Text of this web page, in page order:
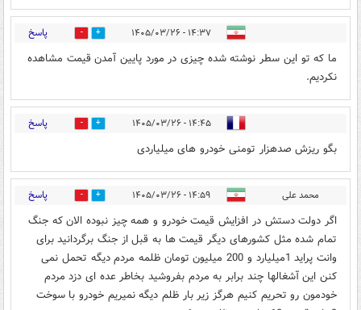
۱۴:۳۷ - ۱۴۰۵/۰۳/۲۶ 3 پاسخ
ما که تو این سطر نوشته شده چیزی در مورد پایین آمدن قیمت مشاهده
نکردیم.
۱۴:۴۵ - ۱۴۰۵/۰۳/۲۶ 5 پاسخ
بگو ریزش صدهزار تومنی خودرو های میلیاردی
محمد علی ۱۴:۵۹ - ۱۴۰۵/۰۳/۲۶ 2 پاسخ
اگر دولت دستش در افزایش قیمت خودرو و همه چیز نبوده الان که جنگ
تمام شده مثل کشورهای دیگر قيمت ها به قبل از جنگ برگردانید برای
وانت پراید 1میلیارد و 200 میلیون تومان ظلمه مردم دیگه تحمل نمی
کنن این آشغالها چند برابر به مردم بفروشید بخاطر عده ای دزد مردم
خودمون رو تحریم کنیم هرگز زیر بار ظلم دیگه نمیریم خودرو با سوخت